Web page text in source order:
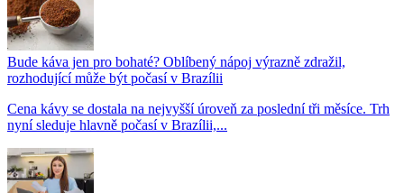
Bude káva jen pro bohaté? Oblíbený nápoj výrazně zdražil,
rozhodující může být počasí v Brazílii
Cena kávy se dostala na nejvyšší úroveň za poslední tři měsíce. Trh
nyní sleduje hlavně počasí v Brazílii,...